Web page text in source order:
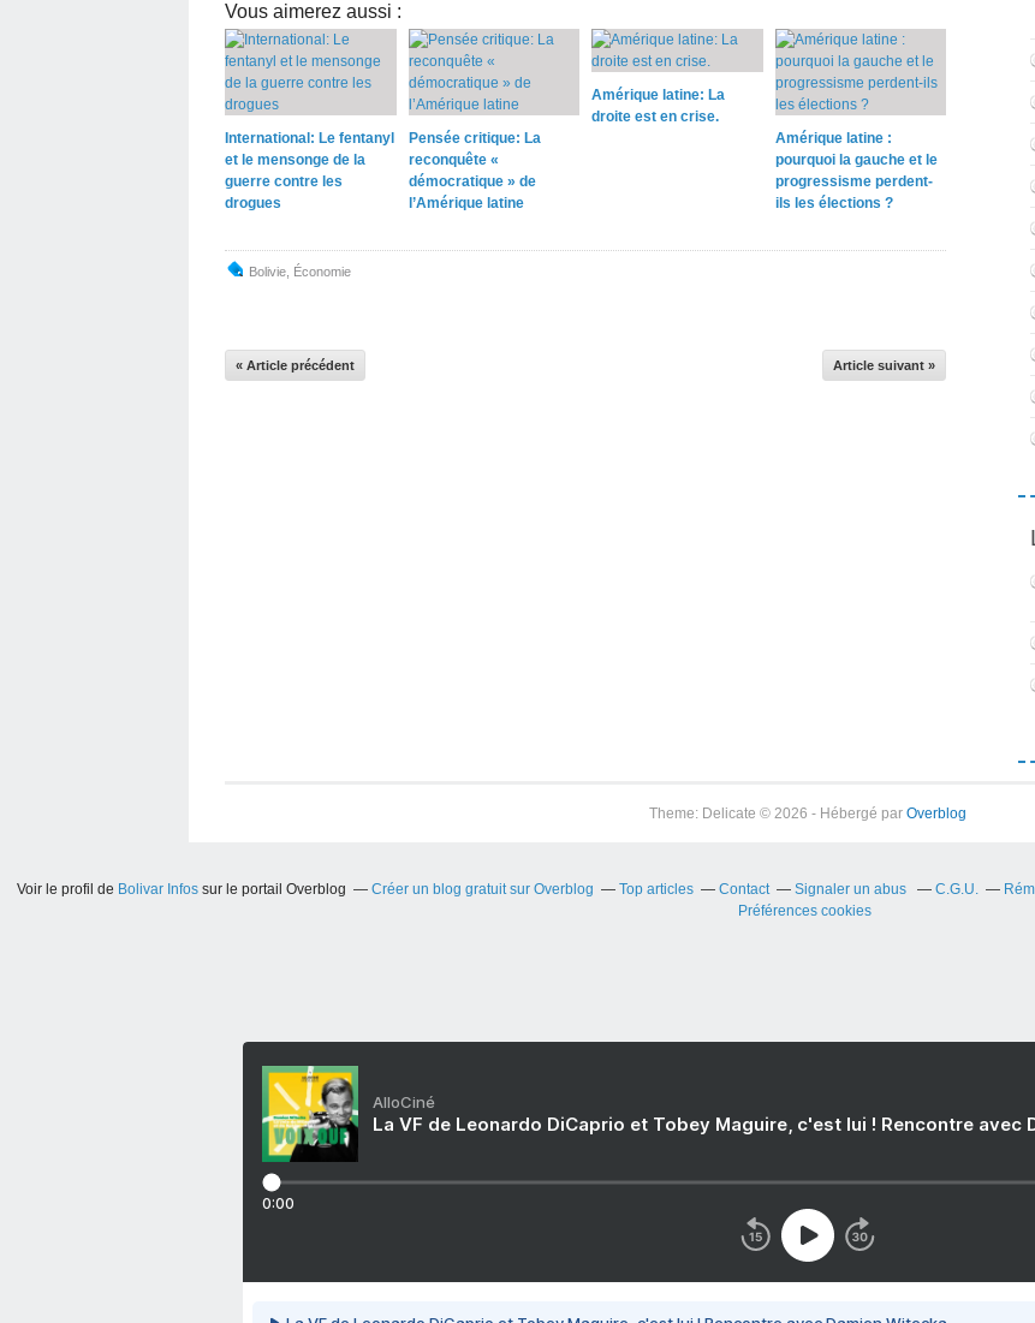
Vous aimerez aussi :
International: Le fentanyl
et le mensonge de la
guerre contre les
drogues
Pensée critique: La
reconquête «
démocratique » de
l’Amérique latine
Amérique latine: La
droite est en crise.
Amérique latine :
pourquoi la gauche et le
progressisme perdent-
ils les élections ?
Bolivie Économie
« Article précédent Article suivant »
Theme: Delicate © 2026 - Hébergé par Overblog
Voir le profil de Bolivar Infossur le portail Overblog Créer un blog gratuit sur Overblog Top articles Contact Signaler un abus C.G.U.
Préférences cookies
AlloCiné
La VF de Leonardo DiCaprio et Tobey Maguire, c'est lui ! Rencontre avec
0:00